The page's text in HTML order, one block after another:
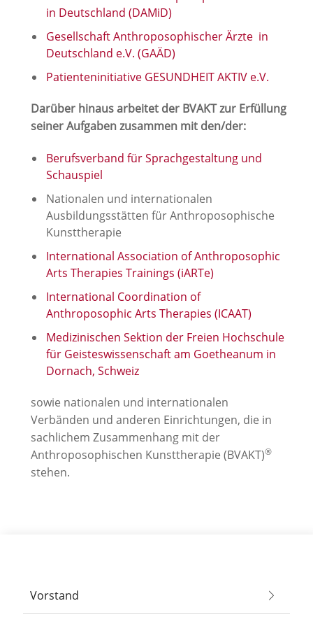
in Deutschland (DAMiD)
Gesellschaft Anthroposophischer Ärzte in
Deutschland e.V. (GAÄD)
Patienteninitiative GESUNDHEIT AKTIV e.V.
Darüber hinaus arbeitet der BVAKT zur Erfüllung
seiner Aufgaben zusammen mit den/der:
Berufsverband für Sprachgestaltung und
Schauspiel
Nationalen und internationalen
Ausbildungsstätten für Anthroposophische
Kunsttherapie
International Association of Anthroposophic
Arts Therapies Trainings (iARTe)
International Coordination of
Anthroposophic Arts Therapies (ICAAT)
Medizinischen Sektion der Freien Hochschule
für Geisteswissenschaft am Goetheanum in
Dornach, Schweiz
sowie nationalen und internationalen
Verbänden und anderen Einrichtungen, die in
sachlichem Zusammenhang mit der
Anthroposophischen Kunsttherapie (BVAKT)®
stehen.
Vorstand